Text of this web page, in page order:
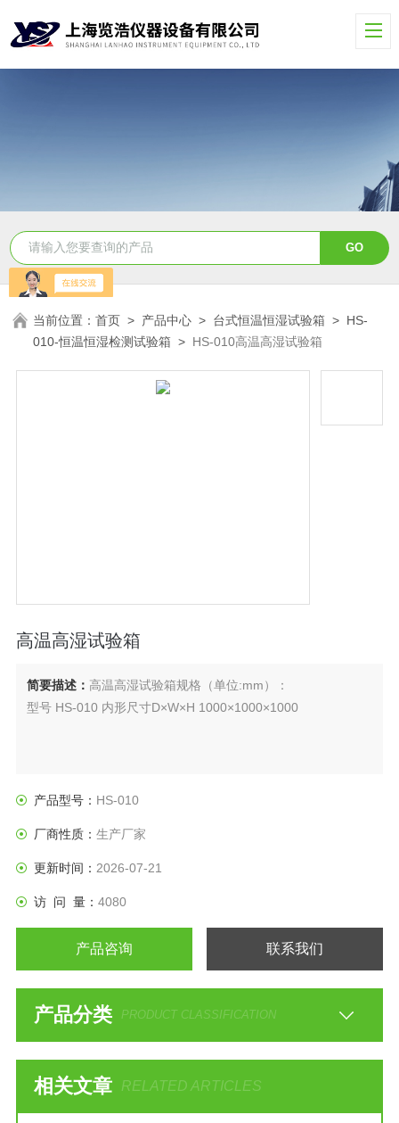
当前位置：首页 > 产品中心 > 台式恒温恒湿试验箱 > HS-
010-恒温恒湿检测试验箱 > HS-010高温高湿试验箱
高温高湿试验箱
简要描述： 高温高湿试验箱规格（单位:mm）：
型号 HS-010 内形尺寸D×W×H 1000×1000×1000
产品型号： HS-010
厂商性质： 生产厂家
更新时间： 2026-07-21
访 问 量： 4080
产品咨询 联系我们
产品分类 PRODUCT CLASSIFICATION
相关文章 RELATED ARTICLES